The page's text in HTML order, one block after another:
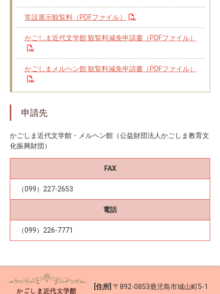
常設展示観覧料（PDFファイル）
かごしま近代文学館 観覧料減免申請書（PDFファイル）
かごしまメルヘン館 観覧料減免申請書（PDFファイル）
申請先
かごしま近代文学館・メルヘン館（公益財団法人かごしま教育文
化振興財団）
FAX
（099）227-2653
電話
（099）226-7771
[住所] 〒892-0853鹿児島市城山町5-1